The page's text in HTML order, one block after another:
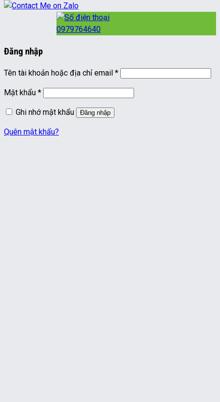
0979764640
Đăng nhập
Tên tài khoản hoặc địa chỉ email *Bắt
Mật khẩu *Bắt
Ghi nhớ mật khẩu
Đăng nhập
Quên mật khẩu?